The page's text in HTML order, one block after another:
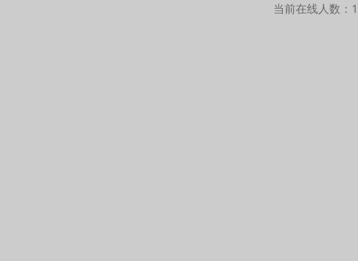
当前在线人数：